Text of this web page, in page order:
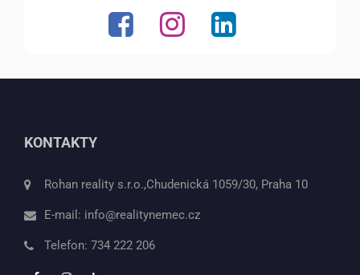
KONTAKTY
Rohan reality s.r.o.,Chudenická 1059/30, Praha 10
E-mail: info@realitynemec.cz
Telefon: 734 222 206